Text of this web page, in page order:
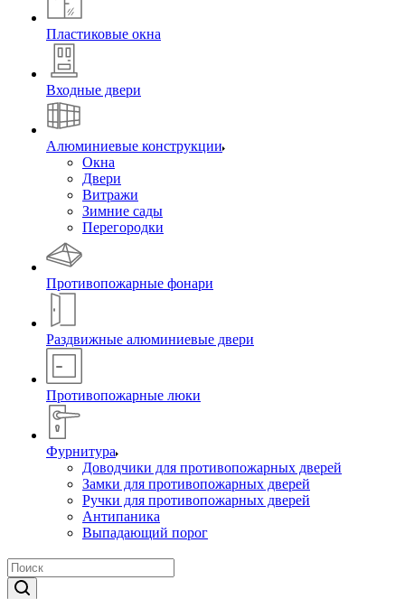
Пластиковые окна
Входные двери
Алюминиевые конструкции
Окна
Двери
Витражи
Зимние сады
Перегородки
Противопожарные фонари
Раздвижные алюминиевые двери
Противопожарные люки
Фурнитура
Доводчики для противопожарных дверей
Замки для противопожарных дверей
Ручки для противопожарных дверей
Антипаника
Выпадающий порог